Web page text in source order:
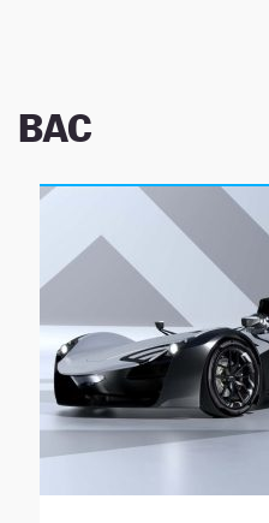
BAC